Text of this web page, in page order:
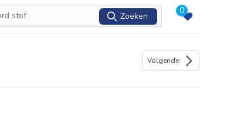
Zoeken
0
Volgende